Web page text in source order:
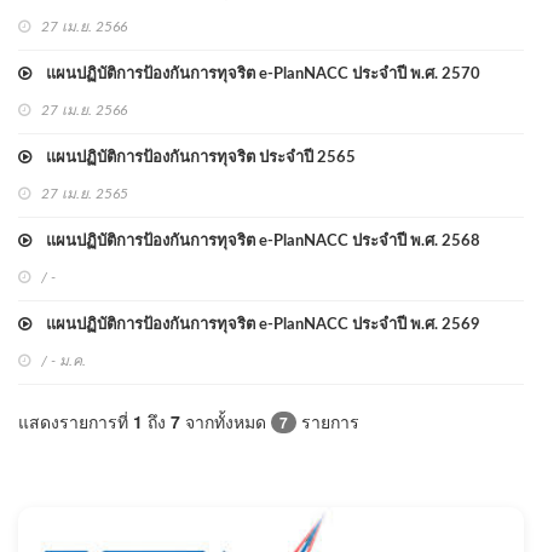
27 เม.ย. 2566
แผนปฏิบัติการป้องกันการทุจริต e-PlanNACC ประจำปี พ.ศ. 2570
27 เม.ย. 2566
แผนปฏิบัติการป้องกันการทุจริต ประจำปี 2565
27 เม.ย. 2565
แผนปฏิบัติการป้องกันการทุจริต e-PlanNACC ประจำปี พ.ศ. 2568
/ -
แผนปฏิบัติการป้องกันการทุจริต e-PlanNACC ประจำปี พ.ศ. 2569
/ - ม.ค.
แสดงรายการที่ 1 ถึง 7 จากทั้งหมด 7 รายการ